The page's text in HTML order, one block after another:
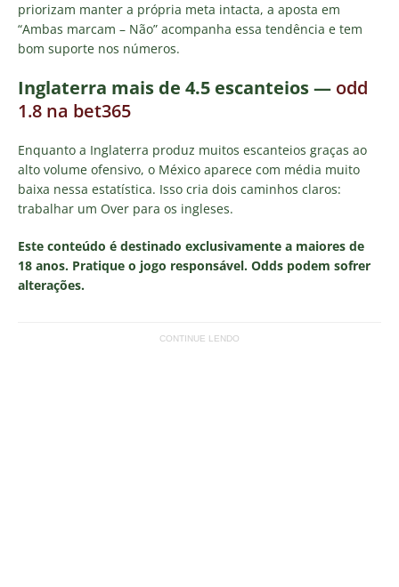
priorizam manter a própria meta intacta, a aposta em
“Ambas marcam – Não” acompanha essa tendência e tem
bom suporte nos números.
Inglaterra mais de 4.5 escanteios — odd
1.8 na bet365
Enquanto a Inglaterra produz muitos escanteios graças ao
alto volume ofensivo, o México aparece com média muito
baixa nessa estatística. Isso cria dois caminhos claros:
trabalhar um Over para os ingleses.
Este conteúdo é destinado exclusivamente a maiores de
18 anos. Pratique o jogo responsável. Odds podem sofrer
alterações.
CONTINUE LENDO